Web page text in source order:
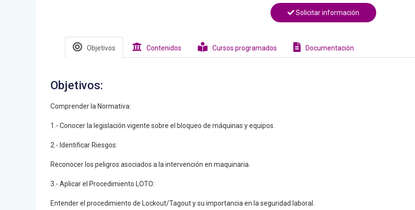
Solicitar información
Objetivos Contenidos Cursos programados Documentación
Objetivos:
Comprender la Normativa:
1.- Conocer la legislación vigente sobre el bloqueo de máquinas y equipos.
2.- Identificar Riesgos:
Reconocer los peligros asociados a la intervención en maquinaria.
3.- Aplicar el Procedimiento LOTO:
Entender el procedimiento de Lockout/Tagout y su importancia en la seguridad laboral.